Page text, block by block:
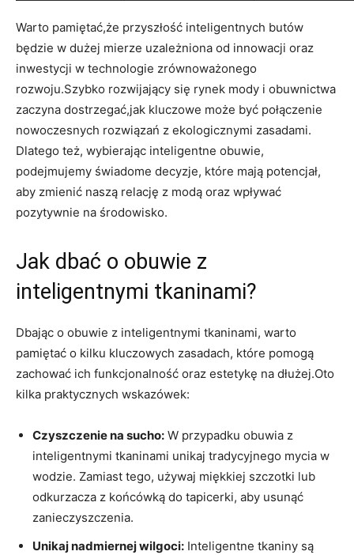
Warto pamiętać,że przyszłość inteligentnych butów
będzie w dużej mierze uzależniona od innowacji oraz
inwestycji w technologie zrównoważonego
rozwoju.Szybko rozwijający się rynek mody i obuwnictwa
zaczyna dostrzegać,jak kluczowe może być połączenie
nowoczesnych rozwiązań z ekologicznymi zasadami.
Dlatego też, wybierając inteligentne obuwie,
podejmujemy świadome decyzje, które mają potencjał,
aby zmienić naszą relację z modą oraz wpływać
pozytywnie na środowisko.
Jak dbać o obuwie z
inteligentnymi tkaninami?
Dbając o obuwie z inteligentnymi tkaninami, warto
pamiętać o kilku kluczowych zasadach, które pomogą
zachować ich funkcjonalność oraz estetykę na dłużej.Oto
kilka praktycznych wskazówek:
Czyszczenie na sucho: W przypadku obuwia z
inteligentnymi tkaninami unikaj tradycyjnego mycia w
wodzie. Zamiast tego, używaj miękkiej szczotki lub
odkurzacza z końcówką do tapicerki, aby usunąć
zanieczyszczenia.
Unikaj nadmiernej wilgoci: Inteligentne tkaniny są